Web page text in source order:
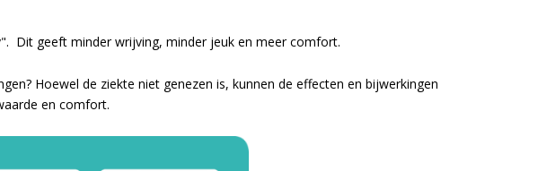
Dit geeft minder wrijving, minder jeuk en meer comfort.
Hoewel de ziekte niet genezen is, kunnen de effecten en bijwerkingen
en comfort.